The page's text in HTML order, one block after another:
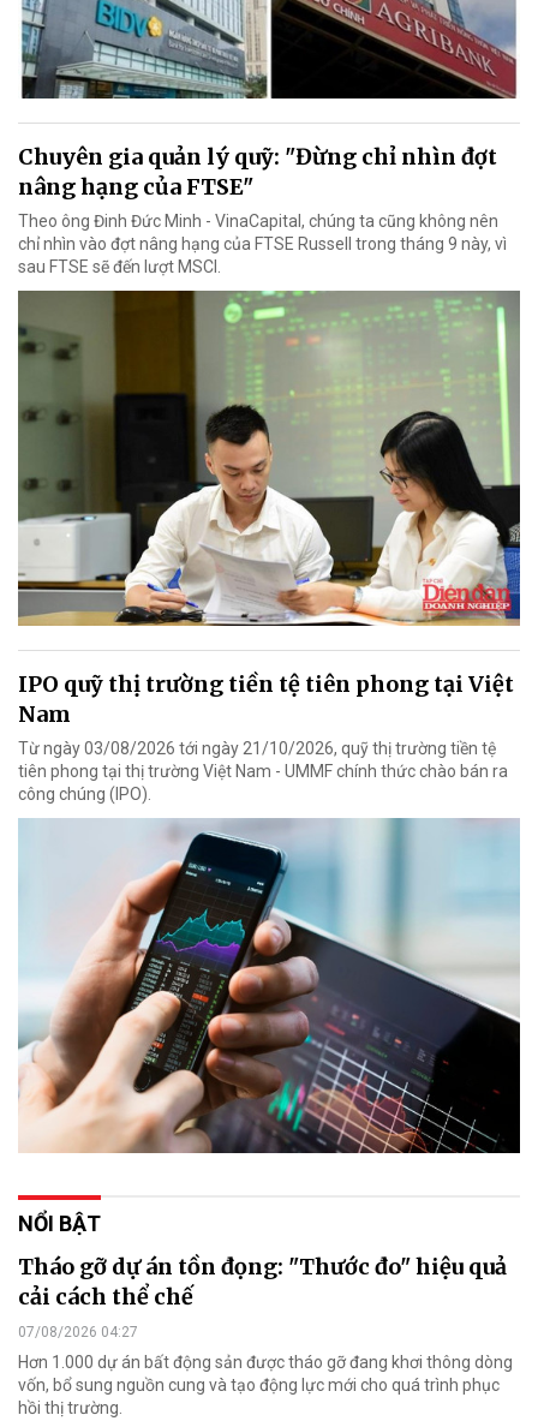
Chuyên gia quản lý quỹ: "Đừng chỉ nhìn đợt
nâng hạng của FTSE"
Theo ông Đinh Đức Minh - VinaCapital, chúng ta cũng không nên
chỉ nhìn vào đợt nâng hạng của FTSE Russell trong tháng 9 này, vì
sau FTSE sẽ đến lượt MSCI.
IPO quỹ thị trường tiền tệ tiên phong tại Việt
Nam
Từ ngày 03/08/2026 tới ngày 21/10/2026, quỹ thị trường tiền tệ
tiên phong tại thị trường Việt Nam - UMMF chính thức chào bán ra
công chúng (IPO).
NỔI BẬT
Tháo gỡ dự án tồn đọng: "Thước đo" hiệu quả
cải cách thể chế
07/08/2026 04:27
Hơn 1.000 dự án bất động sản được tháo gỡ đang khơi thông dòng
vốn, bổ sung nguồn cung và tạo động lực mới cho quá trình phục
hồi thị trường.